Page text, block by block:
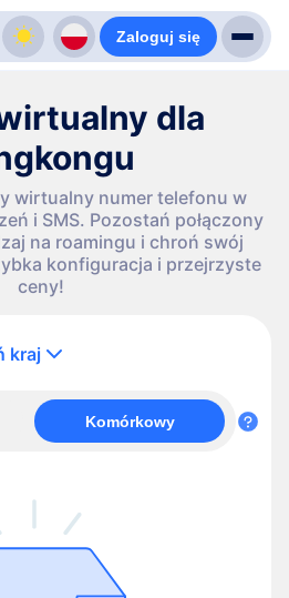
Zaloguj się
dla
wirtualny numer telefonu w
i SMS. Pozostań połączony
na roamingu i chroń swój
konfiguracja i przejrzyste
ceny!
kraj
Komórkowy